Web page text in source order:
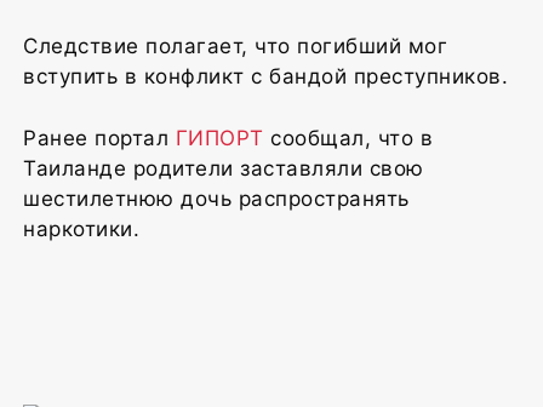
Следствие полагает, что погибший мог
вступить в конфликт с бандой преступников.
Ранее портал ГИПОРТ сообщал, что в
Таиланде родители заставляли свою
шестилетнюю дочь распространять
наркотики.